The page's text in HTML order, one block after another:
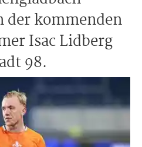
kommenden
Isac Lidberg
98.